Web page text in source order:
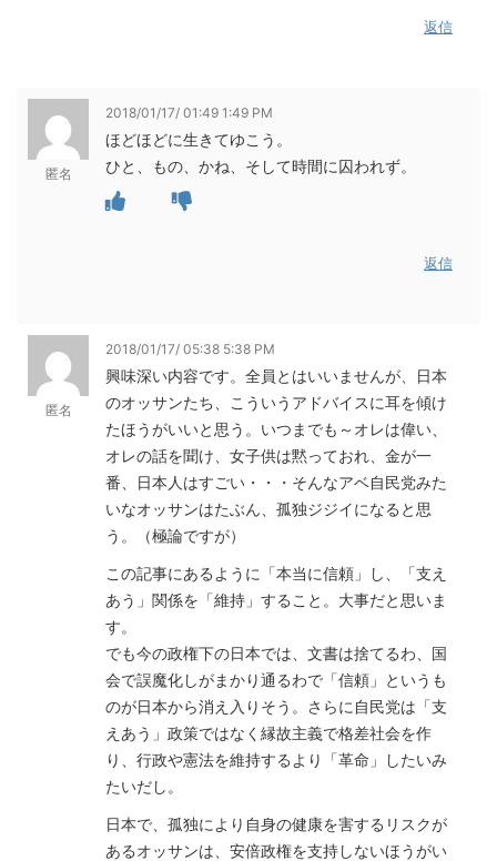
返信
匿名
2018/01/17/ 01:49 1:49 PM
ほどほどに生きてゆこう。
ひと、もの、かね、そして時間に囚われず。
返信
匿名
2018/01/17/ 05:38 5:38 PM
興味深い内容です。全員とはいいませんが、日本
のオッサンたち、こういうアドバイスに耳を傾け
たほうがいいと思う。いつまでも～オレは偉い、
オレの話を聞け、女子供は黙っておれ、金が一
番、日本人はすごい・・・そんなアベ自民党みた
いなオッサンはたぶん、孤独ジジイになると思
う。（極論ですが）
この記事にあるように「本当に信頼」し、「支え
あう」関係を「維持」すること。大事だと思いま
す。
でも今の政権下の日本では、文書は捨てるわ、国
会で誤魔化しがまかり通るわで「信頼」というも
のが日本から消え入りそう。さらに自民党は「支
えあう」政策ではなく縁故主義で格差社会を作
り、行政や憲法を維持するより「革命」したいみ
たいだし。
日本で、孤独により自身の健康を害するリスクが
あるオッサンは、安倍政権を支持しないほうがい